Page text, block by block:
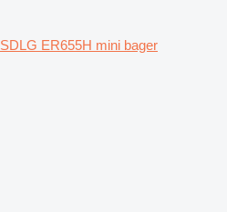
SDLG ER655H mini bager